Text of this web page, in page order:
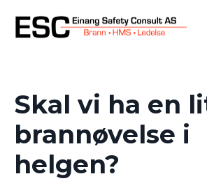
Skal vi ha en
brannøvelse i
helgen?